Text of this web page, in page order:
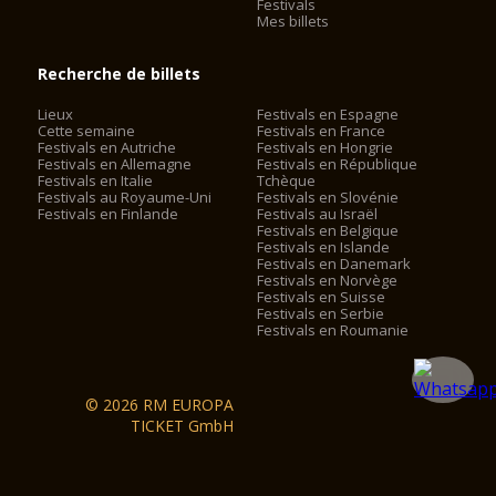
Marguerite est un régal pour les sens! Voici un cadre élégant
pour des réceptions non perturbées, des anniversaires et des
partenaires d'affaires est offert. Notre partenaire de
pour les petits groupes de 2 personnes ou entreprises jusqu'à
200 personnes.
Gastronomie dans le parc foyer
Dans une grande échelle Foyer Parc des spécialités
internationales et des spécialités régionales sont servis.
Profitez avant le spectacle et pendant l'entracte délices
épicuriens, que ce soit des collations ou des repas chauds et
des friandises sucrées pour le café. l'offre de spécialités est
Festivals
Mes billets
Recherche de billets
Lieux
Cette semaine
Festivals en Autriche
Festivals en Allemagne
Festivals en Italie
Festivals au Royaume-Uni
Festivals en Finlande
Festivals en Espagne
Festivals en France
Festivals en Hongrie
Festivals en République
Tchèque
Festivals en Slovénie
Festivals au Israël
Festivals en Belgique
Festivals en Islande
Festivals en Danemark
Festivals en Norvège
Festivals en Suisse
Festivals en Serbie
Festivals en Roumanie
© 2026 RM EUROPA
TICKET GmbH